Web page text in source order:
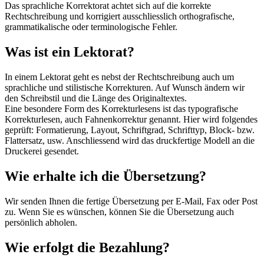
Das sprachliche Korrektorat achtet sich auf die korrekte
Rechtschreibung und korrigiert ausschliesslich orthografische,
grammatikalische oder terminologische Fehler.
Was ist ein Lektorat?
In einem Lektorat geht es nebst der Rechtschreibung auch um
sprachliche und stilistische Korrekturen. Auf Wunsch ändern wir
den Schreibstil und die Länge des Originaltextes.
Eine besondere Form des Korrekturlesens ist das typografische
Korrekturlesen, auch Fahnenkorrektur genannt. Hier wird folgendes
geprüft: Formatierung, Layout, Schriftgrad, Schrifttyp, Block- bzw.
Flattersatz, usw. Anschliessend wird das druckfertige Modell an die
Druckerei gesendet.
Wie erhalte ich die Übersetzung?
Wir senden Ihnen die fertige Übersetzung per E-Mail, Fax oder Post
zu. Wenn Sie es wünschen, können Sie die Übersetzung auch
persönlich abholen.
Wie erfolgt die Bezahlung?